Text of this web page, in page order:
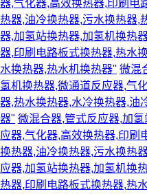
器,气化器,高效换热器,印刷电
热器,油冷换热器,污水换热器,
器,加氢站换热器,加氢机换热
器,印刷电路板式换热器,热水
水换热器,热水机换热器" 微混
氢机换热器,微通道反应器,气
器,热水换热器,水冷换热器,油
器" 微混合器,管式反应器,加
应器,气化器,高效换热器,印刷
换热器,油冷换热器,污水换热
应器,加氢站换热器,加氢机换
热器,印刷电路板式换热器,热